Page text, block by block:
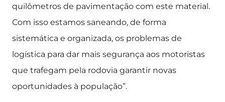
quilômetros de pavimentação com este material.
Com isso estamos saneando, de forma
sistemática e organizada, os problemas de
logística para dar mais segurança aos motoristas
que trafegam pela rodovia garantir novas
oportunidades à população”.